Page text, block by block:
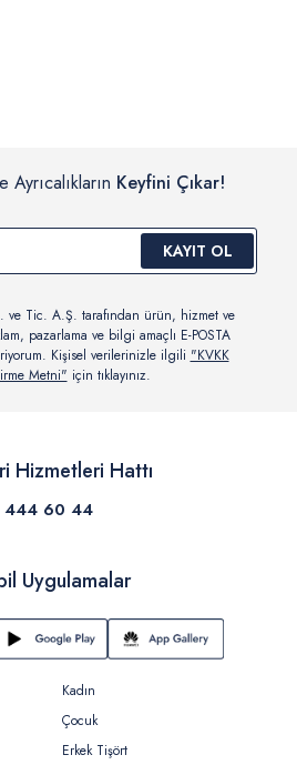
Keyfini Çıkar!
KAYIT OL
ve Tic. A.Ş. tarafından ürün, hizmet ve
pazarlama ve bilgi amaçlı E-POSTA
Kişisel verilerinizle ilgili "KVKK
Metni" için tıklayınız.
Hizmetleri Hattı
444 60 44
Uygulamalar
Kadın
Çocuk
Erkek Tişört